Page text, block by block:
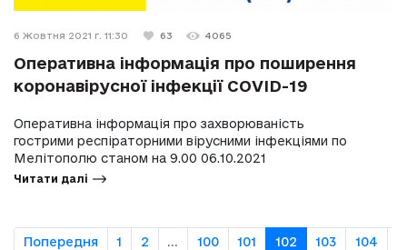
6 Жовтня 2021 г. 11:30 63 4065
Оперативна інформація про поширення
коронавірусної інфекції COVID-19
Оперативна інформація про захворюваність
гострими респіраторними вірусними інфекціями по
Мелітополю станом на 9.00 06.10.2021
Читати далі
Попередня 1 2 ... 100 101 102 103 104